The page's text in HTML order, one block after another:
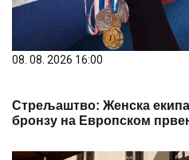
08. 08. 2026 16:00
Стрељаштво: Женска екипа
бронзу на Европском